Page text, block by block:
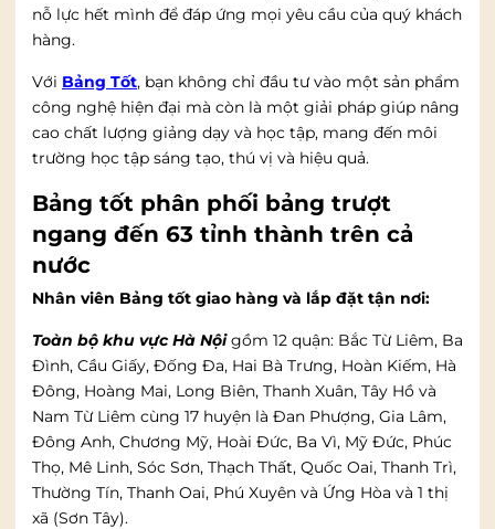
nỗ lực hết mình để đáp ứng mọi yêu cầu của quý khách
hàng.
Với Bảng Tốt, bạn không chỉ đầu tư vào một sản phẩm
công nghệ hiện đại mà còn là một giải pháp giúp nâng
cao chất lượng giảng dạy và học tập, mang đến môi
trường học tập sáng tạo, thú vị và hiệu quả.
Bảng tốt phân phối bảng trượt
ngang đến 63 tỉnh thành trên cả
nước
Nhân viên Bảng tốt giao hàng và lắp đặt tận nơi:
Toàn bộ khu vực Hà Nội gồm 12 quận: Bắc Từ Liêm, Ba
Đình, Cầu Giấy, Đống Đa, Hai Bà Trưng, Hoàn Kiếm, Hà
Đông, Hoàng Mai, Long Biên, Thanh Xuân, Tây Hồ và
Nam Từ Liêm cùng 17 huyện là Đan Phượng, Gia Lâm,
Đông Anh, Chương Mỹ, Hoài Đức, Ba Vì, Mỹ Đức, Phúc
Thọ, Mê Linh, Sóc Sơn, Thạch Thất, Quốc Oai, Thanh Trì,
Thường Tín, Thanh Oai, Phú Xuyên và Ứng Hòa và 1 thị
xã (Sơn Tây).